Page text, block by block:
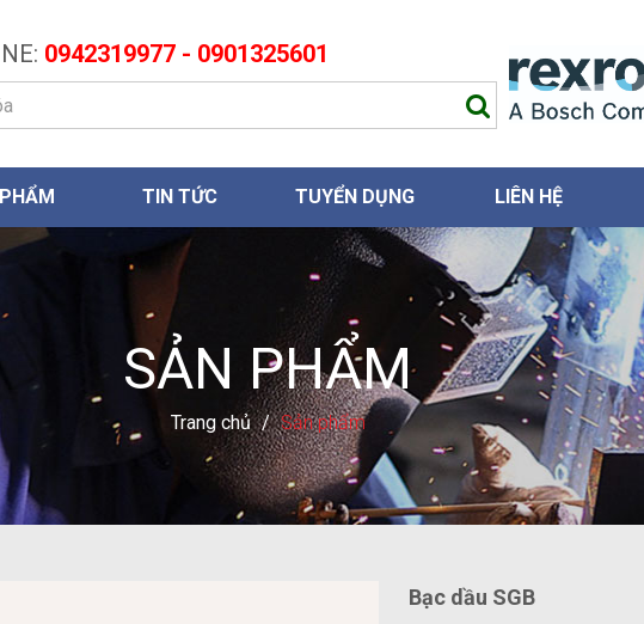
0942319977 - 0901325601
TIN TỨC TUYỂN DỤNG LIÊN HỆ
SẢN PHẨM
Trang chủ / Sản phẩm
Bạc dầu SGB